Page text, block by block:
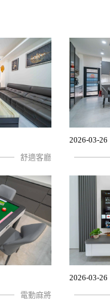
舒適客廳
2026-03-26
電動麻將
2026-03-26